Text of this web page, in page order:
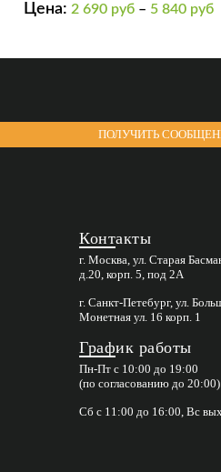
получения эффекта
Цена:2 690 руб – 5 840 руб
ПОЛУЧИТЬ
Контакты
г. Москва, ул. Старая
д.20, корп. 5, под 2А
г. Санкт-Петебург, ул.
Монетная ул. 16 корп. 1
График работы
Пн-Пт с 10:00 до 19:00
(по согласованию до 20:00)
Сб с 11:00 до 16:00, Вс